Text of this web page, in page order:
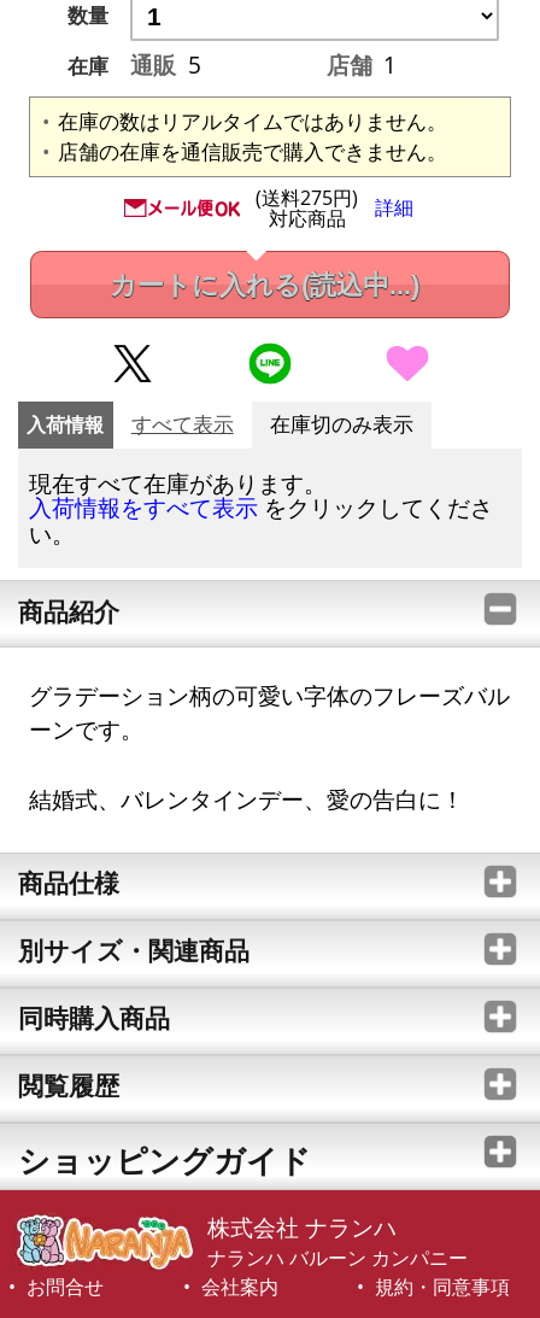
数量
在庫
通販 5 店舗 1
在庫の数はリアルタイムではありません。
店舗の在庫を通信販売で購入できません。
(送料275円)
対応商品 詳細
カートに入れる(読込中...)
入荷情報 すべて表示 在庫切のみ表示
現在すべて在庫があります。
入荷情報をすべて表示 をクリックしてくださ
い。
商品紹介
グラデーション柄の可愛い字体のフレーズバル
ーンです。
結婚式、バレンタインデー、愛の告白に！
商品仕様
別サイズ・関連商品
同時購入商品
閲覧履歴
ショッピングガイド
株式会社 ナランハ
ナランハ バルーン カンパニー
お問合せ
会社案内
規約・同意事項